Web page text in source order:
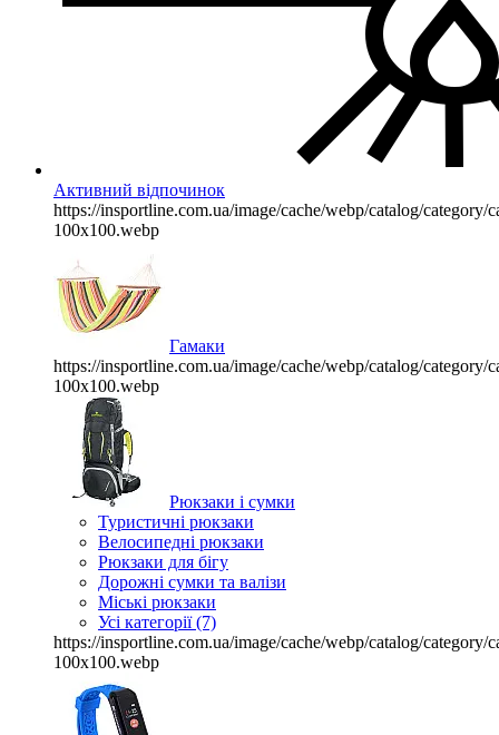
Активний відпочинок
https://insportline.com.ua/image/cache/webp/catalog/category/
100x100.webp
Гамаки
https://insportline.com.ua/image/cache/webp/catalog/category/
100x100.webp
Рюкзаки і сумки
Туристичні рюкзаки
Велосипедні рюкзаки
Рюкзаки для бігу
Дорожні сумки та валізи
Міські рюкзаки
Усі категорії (7)
https://insportline.com.ua/image/cache/webp/catalog/category/
100x100.webp